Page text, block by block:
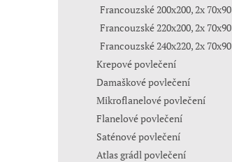
Francouzské 200x200, 2x 70x90
Francouzské 220x200, 2x 70x90
Francouzské 240x220, 2x 70x90
Krepové povlečení
Damaškové povlečení
Mikroflanelové povlečení
Flanelové povlečení
Saténové povlečení
Atlas grádl povlečení